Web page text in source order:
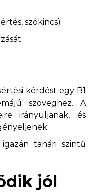
szókincs)
kérdést egy B1
szöveghez. A
irányuljanak, és
tanári szintű
jól